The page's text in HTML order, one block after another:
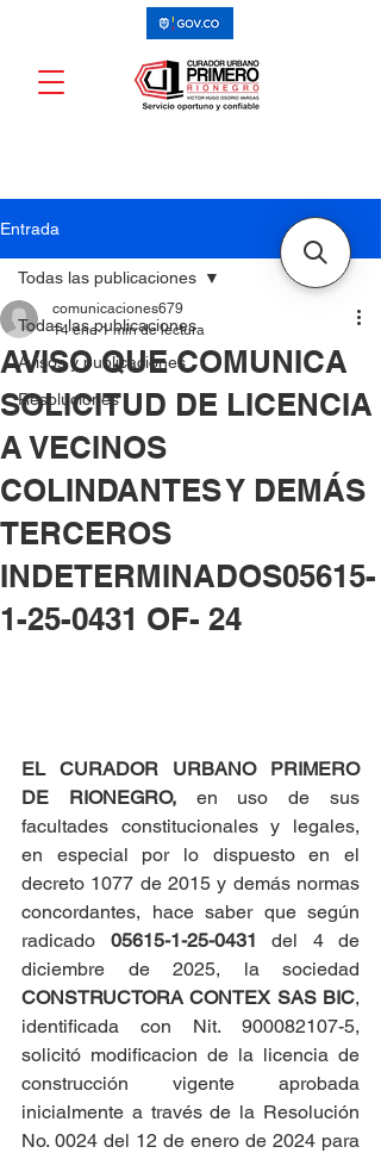
Entrada
Todas las publicaciones
Avisos y publicaciones
Resoluciones
Todas las publicaciones
AVISO QUE COMUNICA
SOLICITUD DE LICENCIA
A VECINOS
COLINDANTES Y DEMÁS
TERCEROS
INDETERMINADOS05615-
1-25-0431 OF- 24
comunicaciones679
14 ene 1 min de lectura
EL CURADOR URBANO PRIMERO
DE RIONEGRO, en uso de sus
facultades constitucionales y legales,
en especial por lo dispuesto en el
decreto 1077 de 2015 y demás normas
concordantes, hace saber que según
radicado 05615-1-25-0431 del 4 de
CONSTRUCTORA CONTEX SAS BIC,
identificada con Nit. 900082107-5,
solicitó modificacion de la licencia de
construcción vigente aprobada
inicialmente a través de la Resolución
No. 0024 del 12 de enero de 2024 para